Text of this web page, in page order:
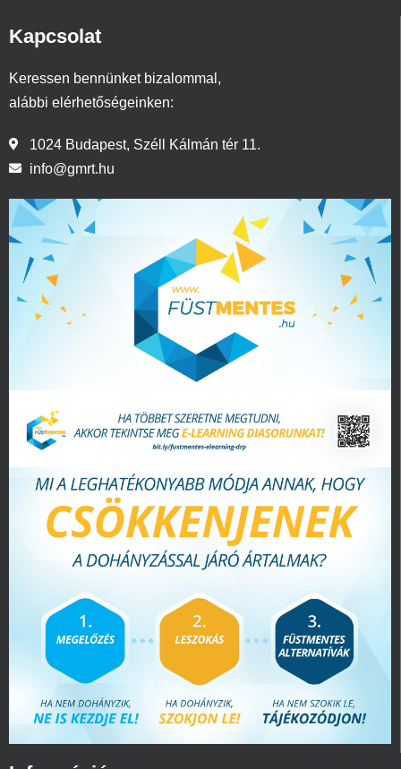
Kapcsolat
Keressen bennünket bizalommal,
alábbi elérhetőségeinken:
1024 Budapest, Széll Kálmán tér 11.
info@gmrt.hu